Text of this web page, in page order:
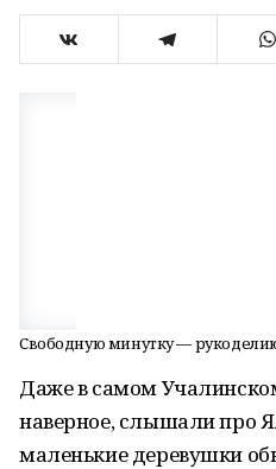
Свободную минутку —
Даже в самом
наверное, слышали про
маленькие деревушки